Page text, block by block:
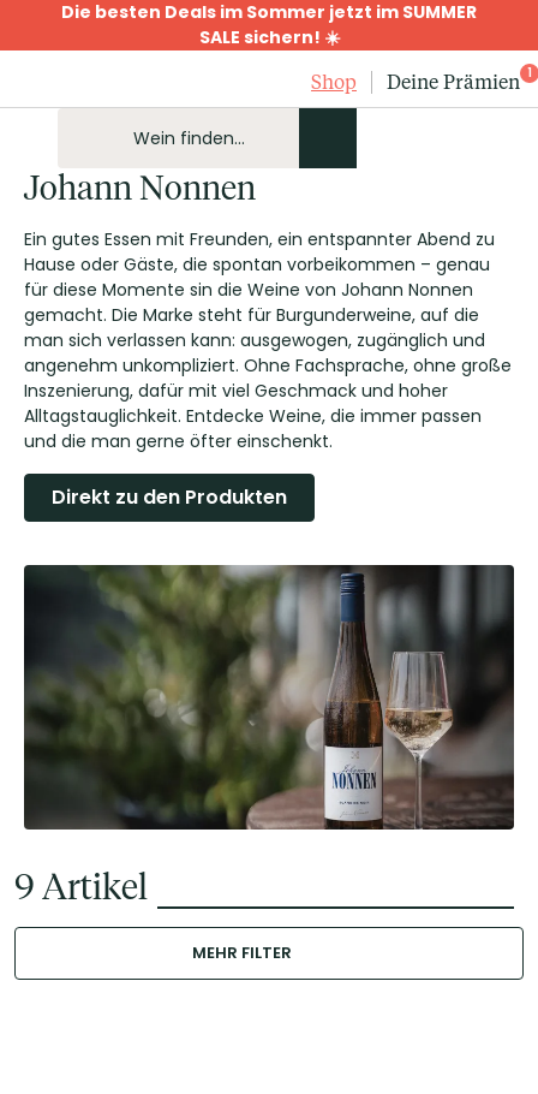
Die besten Deals im Sommer jetzt im SUMMER
SALE sichern! ☀️
Shop
Deine Prämien 1
Johann Nonnen
Ein gutes Essen mit Freunden, ein entspannter Abend zu
Hause oder Gäste, die spontan vorbeikommen – genau
für diese Momente sin die Weine von Johann Nonnen
gemacht. Die Marke steht für Burgunderweine, auf die
man sich verlassen kann: ausgewogen, zugänglich und
angenehm unkompliziert. Ohne Fachsprache, ohne große
Inszenierung, dafür mit viel Geschmack und hoher
Alltagstauglichkeit. Entdecke Weine, die immer passen
und die man gerne öfter einschenkt.
Direkt zu den Produkten
9 Artikel
MEHR FILTER